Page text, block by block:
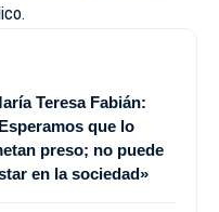
Teresa Fabián:
que lo
preso; no puede
en la sociedad»